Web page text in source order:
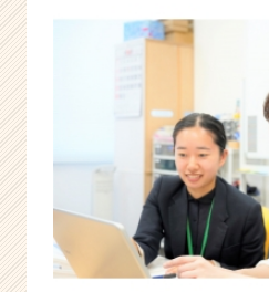
キ
（C
h
e
e
C
a